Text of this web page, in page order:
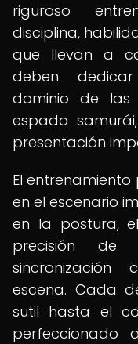
riguroso
disciplina,
que llevan a
deben
dominio de las
espada
presentación
El
en el escenario
en la postura,
precisión
escena. Cada
sutil hasta el
perfeccionado